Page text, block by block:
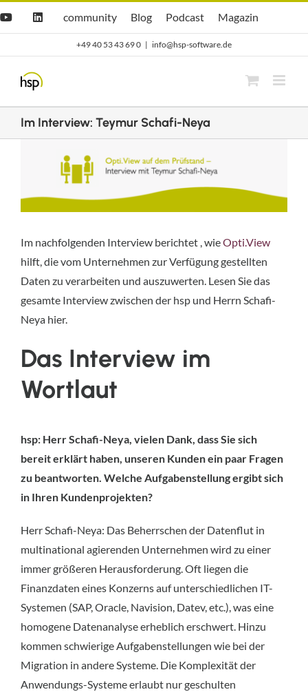
YouTubeLinkedIn
Hsp
community
community
hsp
Blog
Blog Opti.Cast
Podcast Opti.Mag
Magazin
+49 40 53 43 69 0 | info@hsp-software.de
Im Interview: Teymur Schafi-Neya
grösseres
Im nachfolgenden Interview berichtet , wieOpti.View
hilft, die vom Unternehmen zur Verfügung gestellten
Daten zu verarbeiten und auszuwerten. Lesen Sie das
gesamte Interview zwischen der hsp und Herrn Schafi-
Neya hier.
Das Interview im
Wortlaut
hsp: Herr Schafi-Neya, vielen Dank, dass Sie sich
bereit erklärt haben, unseren Kunden ein paar Fragen
zu beantworten. Welche Aufgabenstellung ergibt sich
in Ihren Kundenprojekten?
Herr Schafi-Neya: Das Beherrschen der Datenflut in
multinational agierenden Unternehmen wird zu einer
immer größeren Herausforderung. Oft liegen die
Finanzdaten eines Konzerns auf unterschiedlichen IT-
Systemen (SAP, Oracle, Navision, Datev, etc.), was eine
homogene Datenanalyse erheblich erschwert. Hinzu
kommen schwierige Aufgabenstellungen wie bei der
Migration in andere Systeme. Die Komplexität der
Anwendungs-Systeme erlaubt nur geschulten